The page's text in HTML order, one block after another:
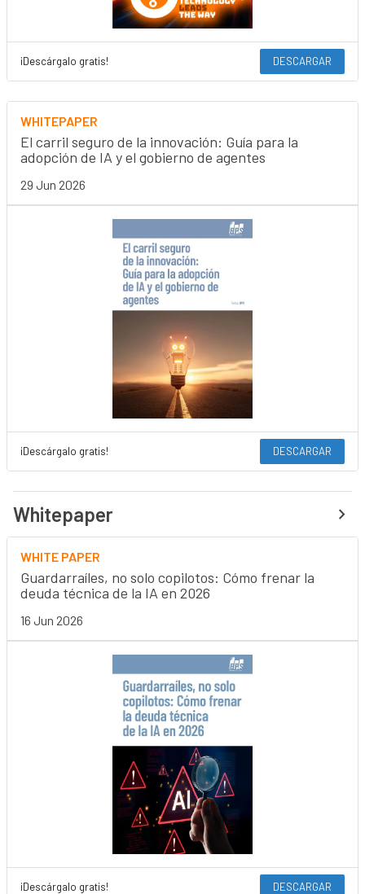
¡Descárgalo gratis! DESCARGAR
WHITEPAPER
El carril seguro de la innovación: Guía para la
adopción de IA y el gobierno de agentes
29 Jun 2026
¡Descárgalo gratis! DESCARGAR
Whitepaper
WHITE PAPER
Guardarraíles, no solo copilotos: Cómo frenar la
deuda técnica de la IA en 2026
16 Jun 2026
¡Descárgalo gratis! DESCARGAR